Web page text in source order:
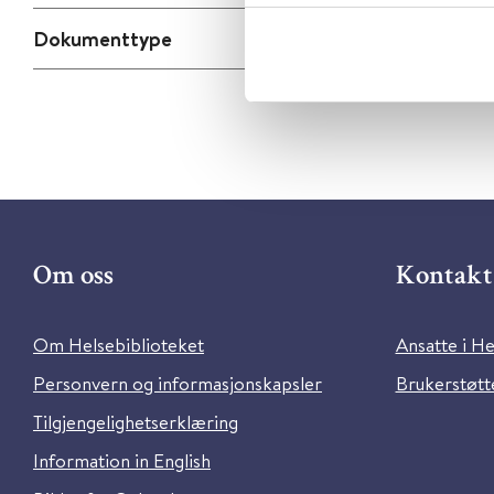
Dokumenttype
Om oss
Om Helsebiblioteket
Personvern og informasjonskapsler
Tilgjengelighetserklæring
Information in English
Kontakt
Ansatte i